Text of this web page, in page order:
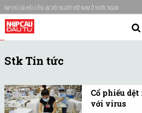
TẠP CHÍ CỦA HỘI LIÊN LẠC VỚI NGƯỜI VIỆT NAM Ở NƯỚC NGOÀI
Stk Tin tức
Cổ phiếu
với virus